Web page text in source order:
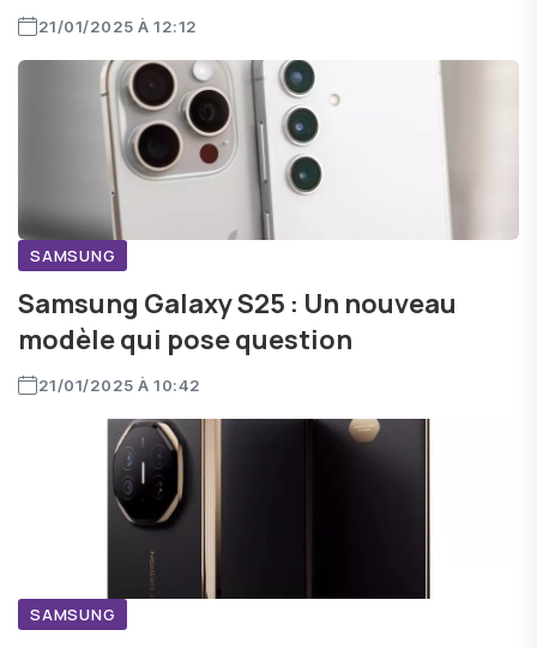
21/01/2025 À 12:12
SAMSUNG
Samsung Galaxy S25 : Un nouveau
modèle qui pose question
21/01/2025 À 10:42
SAMSUNG